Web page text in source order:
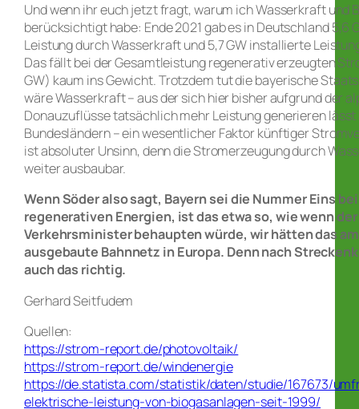
Und wenn ihr euch jetzt fragt, warum ich Wasserkraft und
berücksichtigt habe: Ende 2021 gab es in Deutschland 5,6
Leistung durch Wasserkraft und 5,7 GW installierte
Das fällt bei der Gesamtleistung regenerativ erzeugten
GW) kaum ins Gewicht. Trotzdem tut die bayerische
wäre Wasserkraft – aus der sich hier bisher aufgrund der
Donauzuflüsse tatsächlich mehr Leistung generieren lässt
Bundesländern – ein wesentlicher Faktor künftiger
ist absoluter Unsinn, denn die Stromerzeugung durch
weiter ausbaubar.
Wenn Söder also sagt, Bayern sei die Nummer Eins
regenerativen Energien, ist das etwa so, wie wenn
Verkehrsminister behaupten würde, wir hätten das
ausgebaute Bahnnetz in Europa. Denn nach
auch das richtig.
Gerhard Seitfudem
Quellen:
https://strom-report.de/photovoltaik/
https://strom-report.de/windenergie
https://de.statista.com/statistik/daten/studie/167673/
elektrische-leistung-von-biogasanlagen-seit-1999/